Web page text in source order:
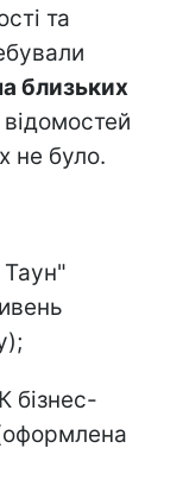
та
близьких
не було.
бізнес-